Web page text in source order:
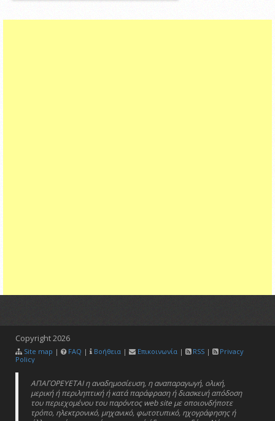
Copyright2026
Site map | FAQ | Βοήθεια | Επικοινωνία | RSS |
Privacy
Policy
ΑΠΑΓΟΡΕΥΕΤΑΙ η αναδημοσίευση, η αναπαραγωγή, ολική,
μερική ή περιληπτική ή κατά παράφραση ή διασκευή απόδοση
του περιεχομένου του παρόντος web site με οποιονδήποτε
τρόπο, ηλεκτρονικό, μηχανικό, φωτοτυπικό, ηχογράφησης ή